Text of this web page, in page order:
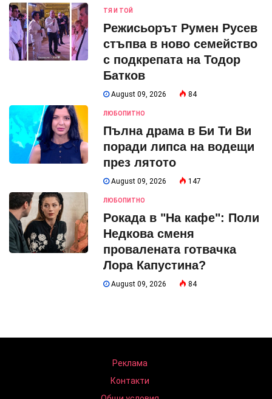
ТЯ И ТОЙ
Режисьорът Румен Русев
стъпва в ново семейство
с подкрепата на Тодор
Батков
August 09, 2026 84
ЛЮБОПИТНО
Пълна драма в Би Ти Ви
поради липса на водещи
през лятото
August 09, 2026 147
ЛЮБОПИТНО
Рокада в "На кафе": Поли
Недкова сменя
провалената готвачка
Лора Капустина?
August 09, 2026 84
Реклама
Контакти